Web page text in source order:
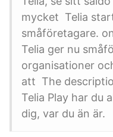
mycket Telia
småföretagare.
Telia ger nu
organisationer
att The
Telia Play har du
dig, var du än är.